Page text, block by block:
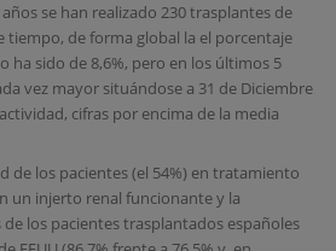
se han realizado 230 trasplantes de
tiempo, de forma global la el porcentaje
ha sido de 8,6%, pero en los últimos 5
vez mayor situándose a 31 de Diciembre
cifras por encima de la media
de los pacientes (el 54%) en tratamiento
un injerto renal funcionante y la
los pacientes trasplantados españoles